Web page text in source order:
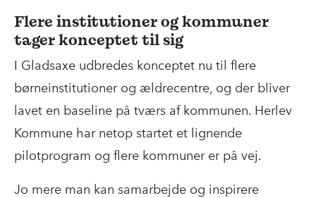
Flere institutioner og kommuner
tager konceptet til sig
I Gladsaxe udbredes konceptet nu til flere
børneinstitutioner og ældrecentre, og der bliver
lavet en baseline på tværs af kommunen. Herlev
Kommune har netop startet et lignende
pilotprogram og flere kommuner er på vej.
Jo mere man kan samarbejde og inspirere